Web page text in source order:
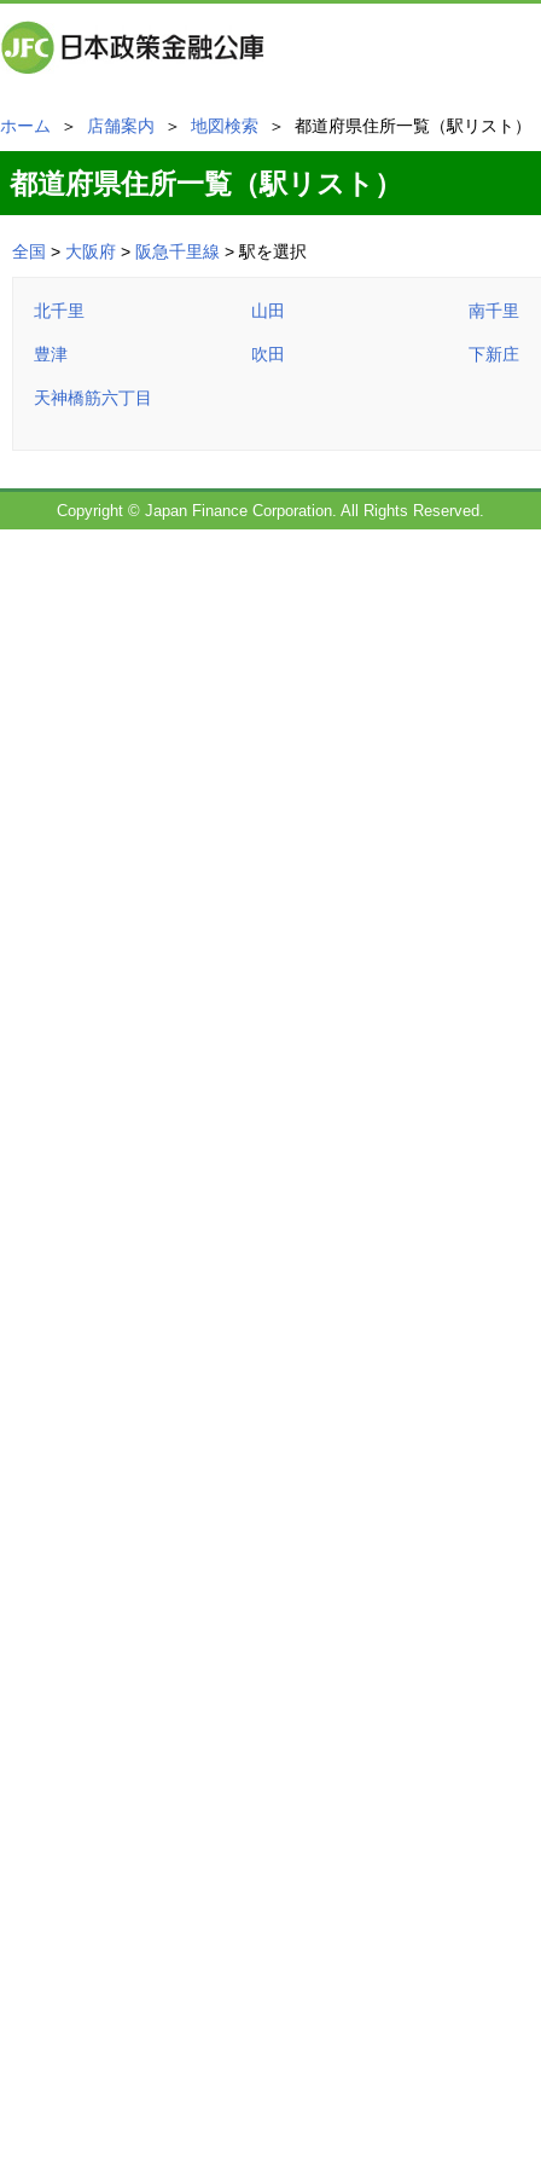
ホーム ＞ 店舗案内 ＞ 地図検索 ＞ 都道府県住所一覧（駅リスト）
都道府県住所一覧（駅リスト）
全国 > 大阪府 > 阪急千里線 > 駅を選択
北千里 山田 南千里
豊津 吹田 下新庄
天神橋筋六丁目
Copyright © Japan Finance Corporation. All Rights Reserved.